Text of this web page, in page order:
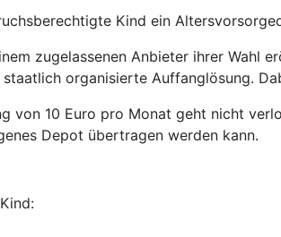
Kind ein
zugelassenen Anbieter ihrer Wahl
organisierte Auffanglösung.
von 10 Euro pro Monat geht nicht
Depot übertragen werden kann.